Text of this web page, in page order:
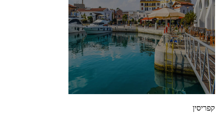
קפריסין